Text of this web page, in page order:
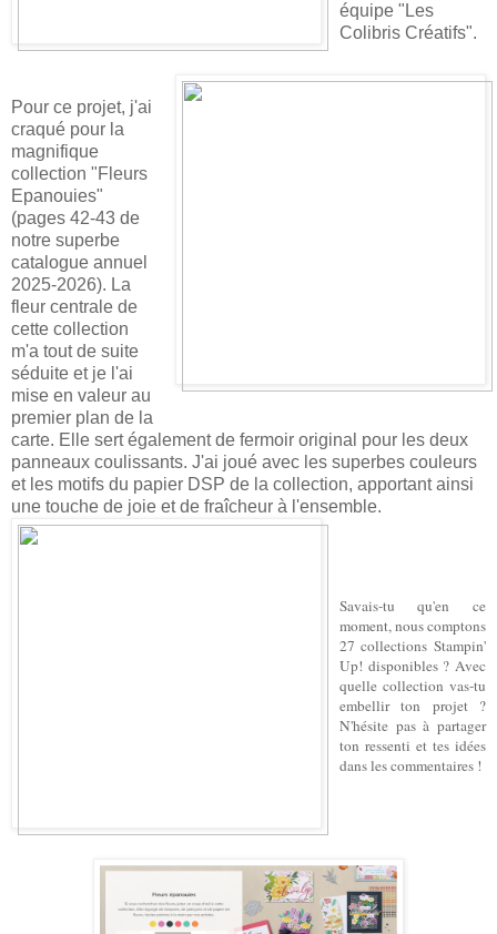
équipe "Les
Colibris Créatifs".
Pour ce projet, j'ai
craqué pour la
magnifique
collection "Fleurs
Epanouies"
(pages 42-43 de
notre superbe
catalogue annuel
2025-2026). La
fleur centrale de
cette collection
m'a tout de suite
séduite et je l'ai
mise en valeur au
premier plan de la
carte. Elle sert également de fermoir original pour les deux
panneaux coulissants. J'ai joué avec les superbes couleurs
et les motifs du papier DSP de la collection, apportant ainsi
une touche de joie et de fraîcheur à l'ensemble.
Savais-tu qu'en ce
moment, nous comptons
27 collections Stampin'
Up! disponibles ? Avec
quelle collection vas-tu
embellir ton projet ?
N'hésite pas à partager
ton ressenti et tes idées
dans les commentaires !